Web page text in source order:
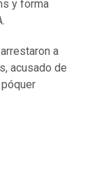
y forma
a
acusado de